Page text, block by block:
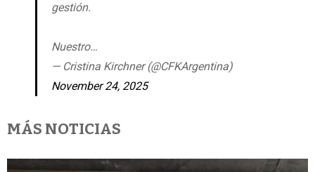
gestión.
Nuestro…
— Cristina Kirchner (@CFKArgentina)
November 24, 2025
MÁS NOTICIAS